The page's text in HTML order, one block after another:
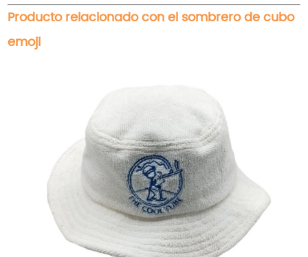
Producto relacionado con el sombrero de cubo
emoji